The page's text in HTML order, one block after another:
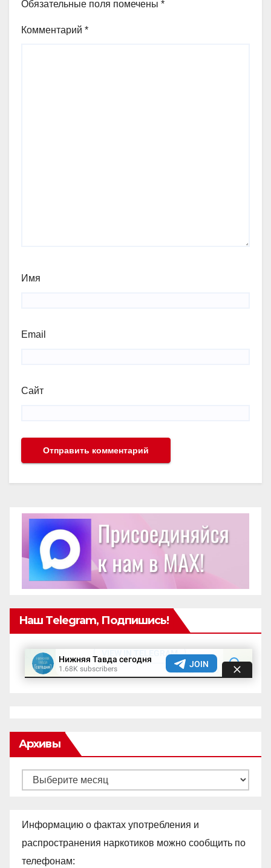
Обязательные поля помечены *
Комментарий *
Имя
Email
Сайт
Наш Telegram, Подпишись!
Архивы
Архивы
Информацию о фактах употребления и
распространения наркотиков можно сообщить по
телефонам: